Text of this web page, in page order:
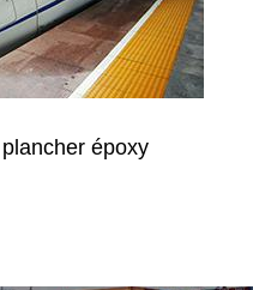
époxy